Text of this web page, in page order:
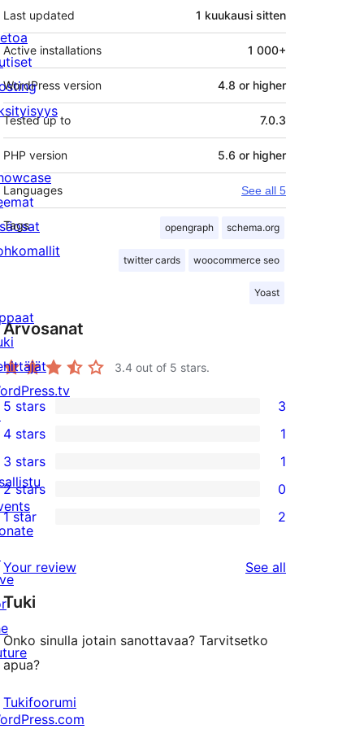
Last updated 1 kuukausi sitten
Active installations 1 000+
WordPress version 4.8 or higher
Tested up to 7.0.3
PHP version 5.6 or higher
Languages See all 5
Tags opengraph schema.org
twitter cards woocommerce seo
Yoast
Arvosanat
3.4 out of 5 stars.
3
5-
star
reviews
5 stars 3
4-
star
review
4 stars 1
1
3-
star
3 stars 1
0
2-
reviews
2 stars 0
2
star
reviews
1 star 2
Your review See all
Tuki
Onko sinulla jotain sanottavaa? Tarvitsetko
apua?
Tukifoorumi